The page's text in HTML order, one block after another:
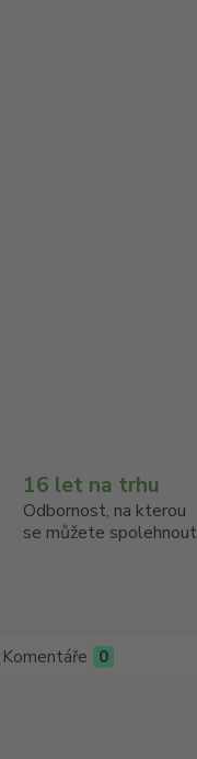
16 let na trhu
Odbornost, na kterou
se můžete spolehnout
Komentáře 0